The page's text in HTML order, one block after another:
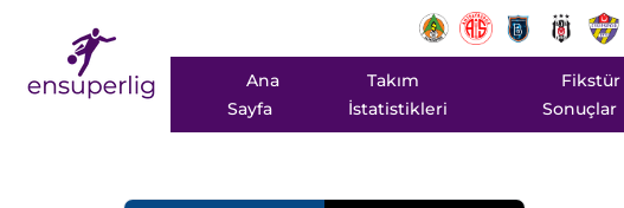
Ana
Sayfa
Takım
İstatistikleri
Fikstür
Sonuçlar